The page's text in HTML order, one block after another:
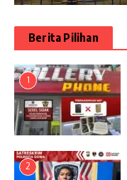
Berita Pilihan
1
2